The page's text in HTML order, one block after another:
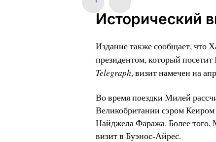
Исторический
Издание также сообщает, что
президентом, который
Telegraph, визит намечен на
Во время поездки Милей
Великобритании сэром
Найджела Фаража. Более
визит в Буэнос-Айрес.